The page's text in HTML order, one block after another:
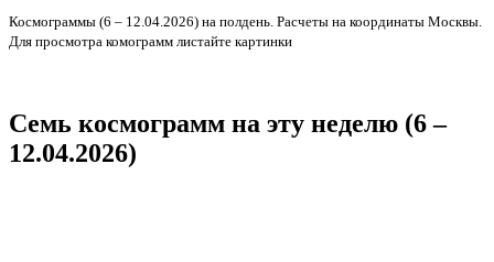
Космограммы (6 – 12.04.2026) на полдень. Расчеты на координаты Москвы.
Для просмотра комограмм листайте картинки
Семь космограмм на эту неделю (6 –
12.04.2026)